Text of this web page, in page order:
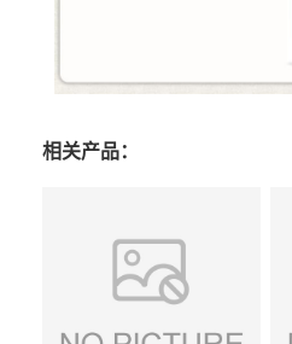
相关产品：